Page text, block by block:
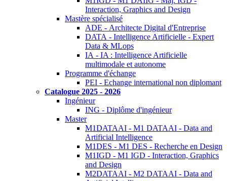
Interaction, Graphics and Design
Mastère spécialisé
ADE - Architecte Digital d'Entreprise
DATA - Intelligence Artificielle - Expert
Data & MLops
IA - IA : Intelligence Artificielle
multimodale et autonome
Programme d'échange
PEI - Echange international non diplomant
Catalogue 2025 - 2026
Ingénieur
ING - Diplôme d'ingénieur
Master
M1DATAAI - M1 DATAAI - Data and
Artificial Intelligence
M1DES - M1 DES - Recherche en Design
M1IGD - M1 IGD - Interaction, Graphics
and Design
M2DATAAI - M2 DATAAI - Data and